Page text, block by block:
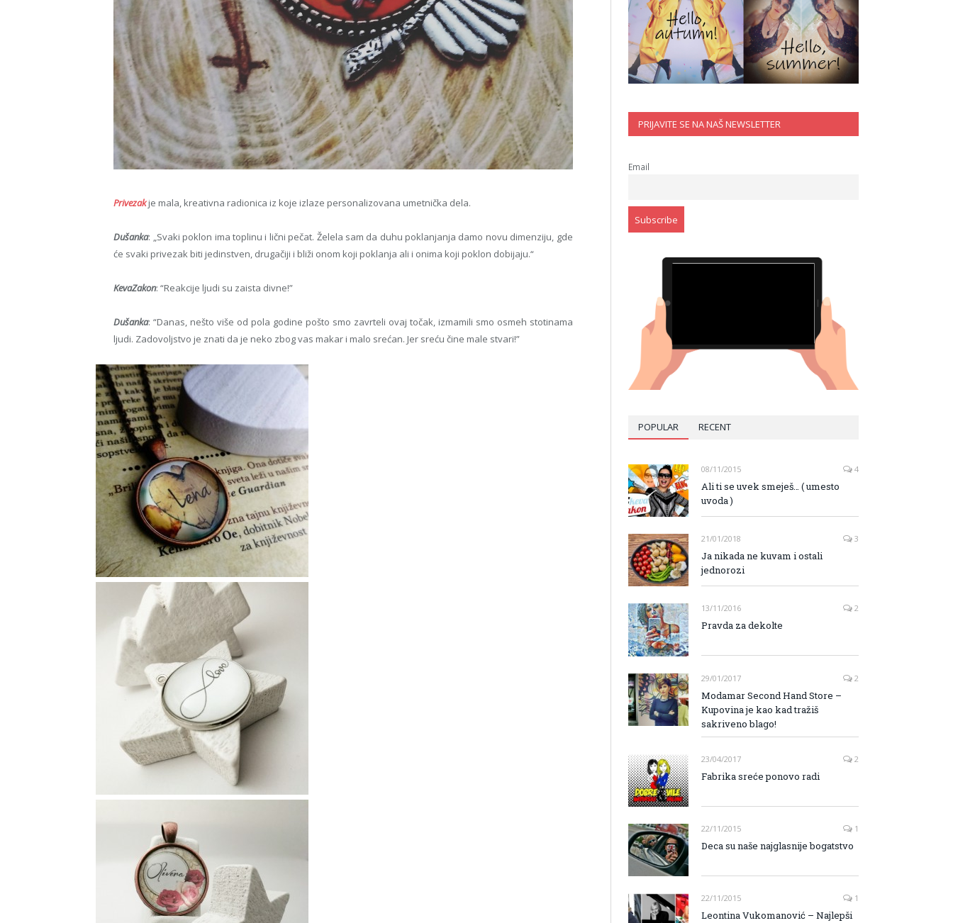
Privezakje mala, kreativna radionica iz koje izlaze personalizovana umetnička dela.
Dušanka: „Svaki poklon ima toplinu i lični pečat. Želela sam da duhu poklanjanja damo novu dimenziju, gde
će svaki privezak biti jedinstven, drugačiji i bliži onom koji poklanja ali i onima koji poklon dobijaju.“
KevaZakon: “Reakcije ljudi su zaista divne!”
Dušanka: “Danas, nešto više od pola godine pošto smo zavrteli ovaj točak, izmamili smo osmeh stotinama
ljudi. Zadovoljstvo je znati da je neko zbog vas makar i malo srećan. Jer sreću čine male stvari!”
PRIJAVITE SE NA NAŠ NEWSLETTER
Email
POPULAR RECENT
08/11/2015 4
Ali ti se uvek smeješ… ( umesto
uvoda )
21/01/2018 3
Ja nikada ne kuvam i ostali
jednorozi
13/11/2016 2
Pravda za dekolte
29/01/2017 2
Modamar Second Hand Store –
Kupovina je kao kad tražiš
sakriveno blago!
23/04/2017 2
Fabrika sreće ponovo radi
22/11/2015 1
Deca su naše najglasnije bogatstvo
22/11/2015 1
Leontina Vukomanović – Najlepši